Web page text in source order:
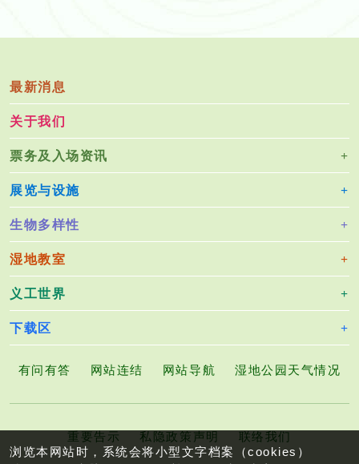
最新消息
关于我们
票务及入场资讯
展览与设施
生物多样性
湿地教室
义工世界
下载区
有问有答 网站连结 网站导航 湿地公园天气情况
重要告示 私隐政策声明 联络我们
浏览本网站时，系统会将小型文字档案（cookies）